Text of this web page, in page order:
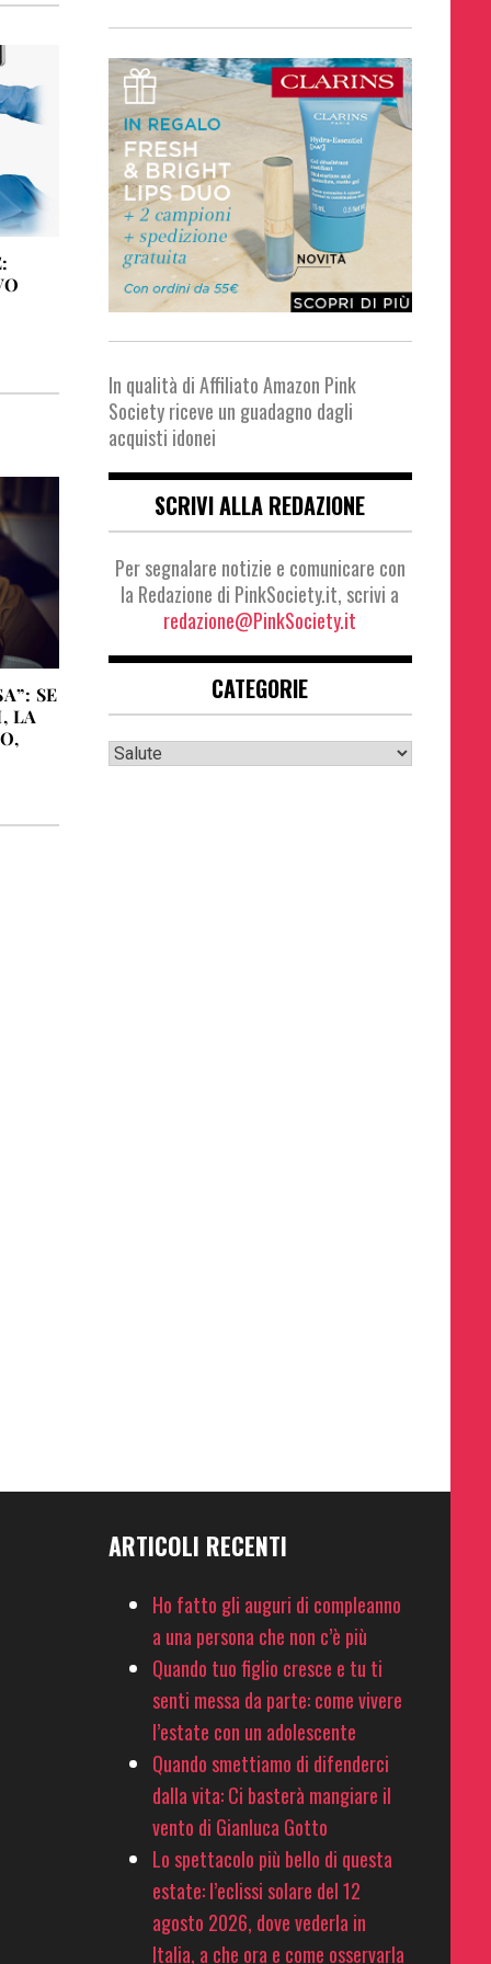
SE
LA
In qualità di Affiliato Amazon Pink
Society riceve un guadagno dagli
acquisti idonei
SCRIVI ALLA REDAZIONE
Per segnalare notizie e comunicare con
la Redazione di PinkSociety.it, scrivi a
redazione@PinkSociety.it
CATEGORIE
Categorie
ARTICOLI RECENTI
Ho fatto gli auguri di compleanno
a una persona che non c’è più
Quando tuo figlio cresce e tu ti
senti messa da parte: come vivere
l’estate con un adolescente
Quando smettiamo di difenderci
dalla vita: Ci basterà mangiare il
vento di Gianluca Gotto
Lo spettacolo più bello di questa
estate: l’eclissi solare del 12
agosto 2026, dove vederla in
Italia, a che ora e come osservarla